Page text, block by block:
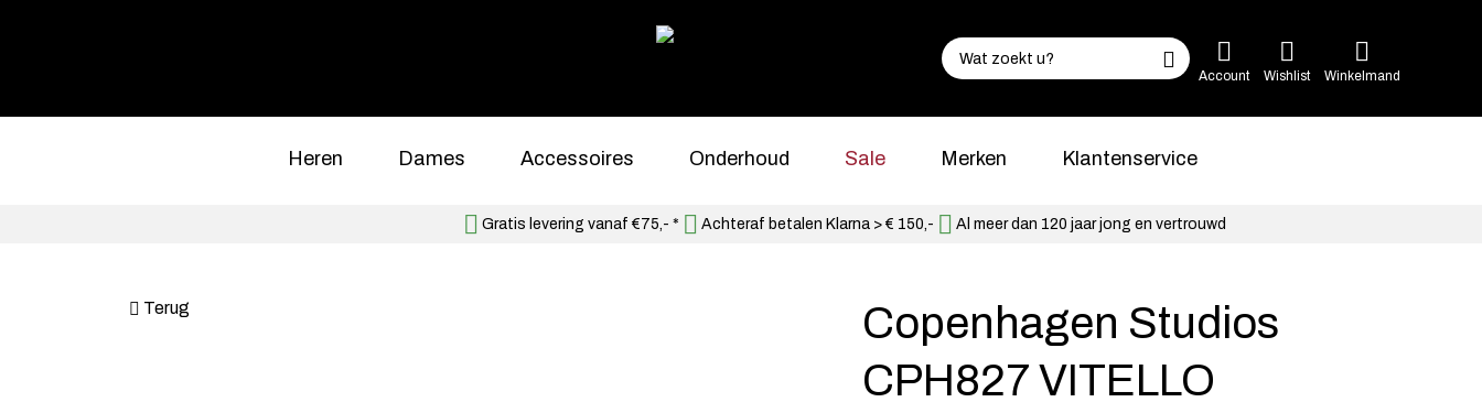
Account Wishlist Winkelmand
Heren Dames Accessoires Onderhoud Sale Merken Klantenservice
Gratis levering vanaf €75,- * Achteraf betalen Klarna > € 150,- Al meer dan 120 jaar jong en vertrouwd
Terug
Copenhagen Studios
CPH827 VITELLO